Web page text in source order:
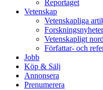
Reportaget
Vetenskap
Vetenskapliga
Forskningsnyheter
Vetenskapligt
Författar- och
Jobb
Köp & Sälj
Annonsera
Prenumerera